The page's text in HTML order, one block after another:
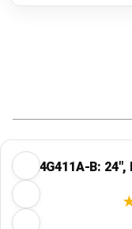
LG 24G411A-B: